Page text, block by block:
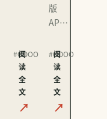
#ODOO
阅
读
全
文
↗
版
AP…
#ODOO
阅
读
全
文
↗